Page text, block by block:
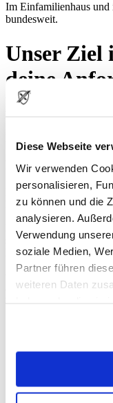
Diese Webseite
Wir verwenden
personalisieren,
zu können und die
analysieren.
Verwendung
soziale Medien,
Partner führen
weiteren Daten
Im Einfamilienhaus
bundesweit.
Unser Ziel
deine
Fordere uns
Die Erfahrung aus
Projekten, sind die
Diese Erfahrung in
sichern dir ein
Neubau deiner Dusche.
Und so kann es